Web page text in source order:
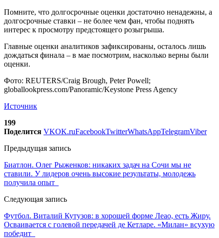
Помните, что долгосрочные оценки достаточно ненадежны, а
долгосрочные ставки – не более чем фан, чтобы поднять
интерес к просмотру предстоящего розыгрыша.
Главные оценки аналитиков зафиксированы, осталось лишь
дождаться финала – в мае посмотрим, насколько верны были
оценки.
Фото: REUTERS/Craig Brough, Peter Powell;
globallookpress.com/Panoramic/Keystone Press Agency
Источник
199
Поделится VKOK.ruFacebookTwitterWhatsAppTelegramViber
Предыдущая запись
Биатлон. Олег Рыженков: никаких задач на Сочи мы не
ставили. У лидеров очень высокие результаты, молодежь
получила опыт
Следующая запись
Футбол. Виталий Кутузов: в хорошей форме Леао, есть Жиру.
Осваивается с голевой передачей де Кетларе. «Милан» всухую
победит